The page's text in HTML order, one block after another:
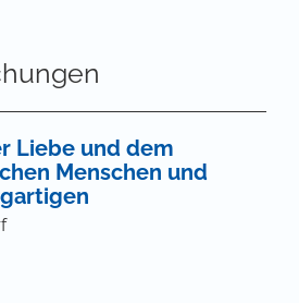
Liebe und dem
Menschen und